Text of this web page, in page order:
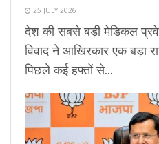
25 JULY 2026
देश की सबसे बड़ी मेडिकल
विवाद ने आखिरकार एक बड़ा
पिछले कई हफ्तों से...